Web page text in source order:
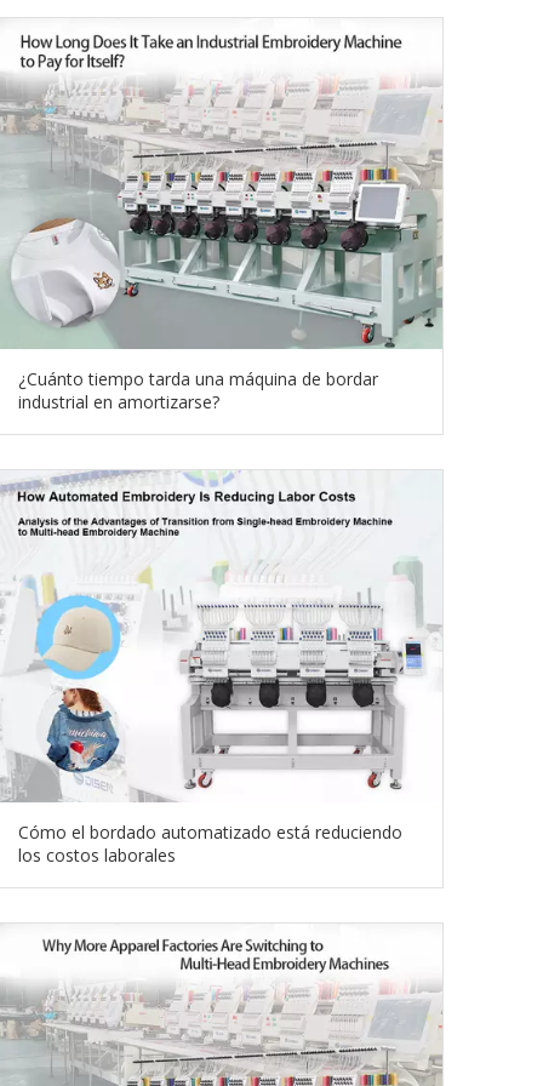
¿Cuánto tiempo tarda una máquina de bordar
industrial en amortizarse?
Cómo el bordado automatizado está reduciendo
los costos laborales